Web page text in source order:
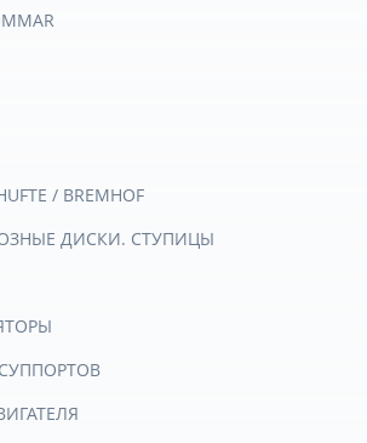
/ BREMHOF
ДИСКИ. СТУПИЦЫ